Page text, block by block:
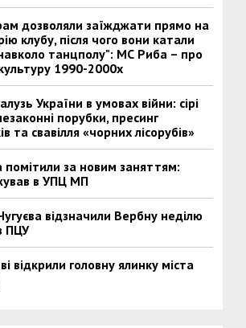
дозволяли заїжджати прямо на
клубу, після чого вони катали
танцполу": МС Риба – про
1990-2000х
України в умовах війни: сірі
порубки, пресинг
та свавілля «чорних лісорубів»
помітили за новим заняттям:
в УПЦ МП
відзначили Вербну неділю
ПЦУ
відкрили головну ялинку міста